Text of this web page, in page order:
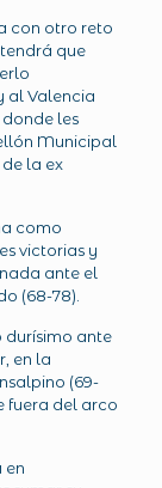
con otro reto
que
al Valencia
les
Municipal
la ex
como
victorias y
ante el
(68-78).
ante
en la
(69-
fuera del arco
en